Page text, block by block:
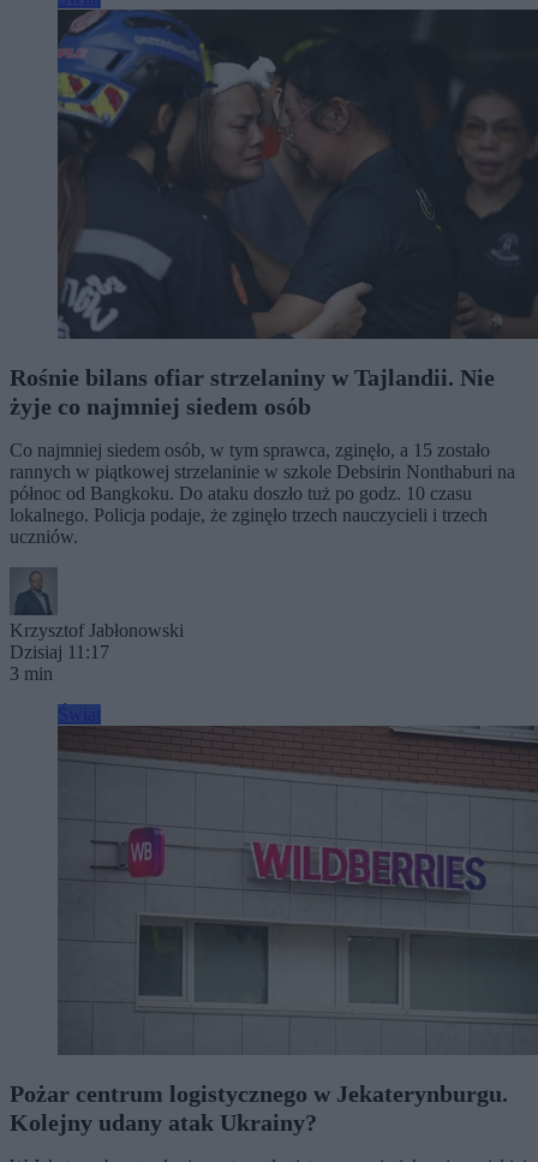
Rośnie bilans ofiar strzelaniny w Tajlandii. Nie
żyje co najmniej siedem osób
Co najmniej siedem osób, w tym sprawca, zginęło, a 15 zostało
rannych w piątkowej strzelaninie w szkole Debsirin Nonthaburi na
północ od Bangkoku. Do ataku doszło tuż po godz. 10 czasu
lokalnego. Policja podaje, że zginęło trzech nauczycieli i trzech
uczniów.
Krzysztof Jabłonowski
Dzisiaj 11:17
3 min
Pożar centrum logistycznego w Jekaterynburgu.
Kolejny udany atak Ukrainy?